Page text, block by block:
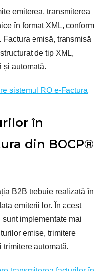
emiterea, transmiterea
în format XML, conform
emisă, transmisă
de tip XML,
și automată.
sistemul RO e-Factura
în
din BOCP®
B2B trebuie realizată în
emiterii lor. În acest
implementate mai
emise, trimitere
automată.